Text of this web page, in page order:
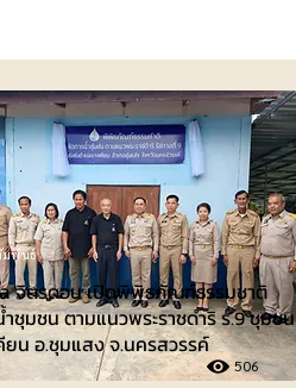
จิตรดอน เปิดพิพิธภัณฑ์ธรรมชาติ
ชุมชน ตามแนวพระราชดำริ ร.9 ชุมชน
ยน อ.ชุมแสง จ.นครสวรรค์
506
มพันธ์